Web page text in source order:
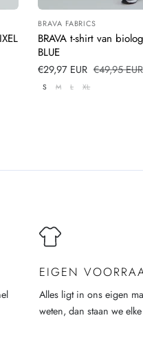
Leverancier:
BRAVA FABRICS
BRAVA t-shirt van
BLUE
Verkoopprijs
€29,97 EUR Normale
€49,95 EUR
S M L XL
EIGEN
Alles ligt in ons eigen
weten, dan staan we